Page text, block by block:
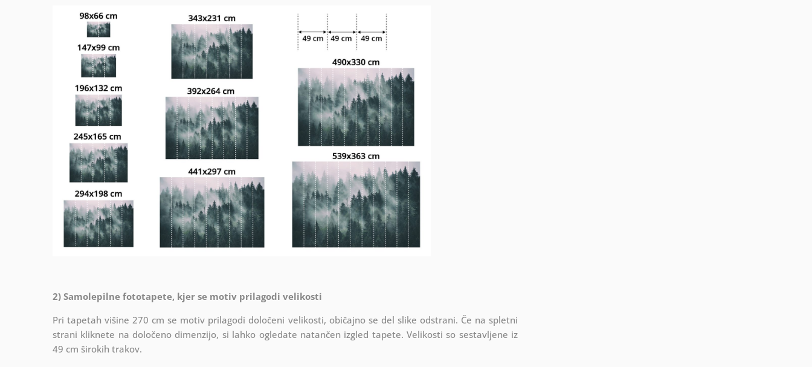
2) Samolepilne fototapete, kjer se motiv prilagodi velikosti
Pri tapetah višine 270 cm se motiv prilagodi določeni velikosti, običajno se del slike odstrani. Če na spletni
strani kliknete na določeno dimenzijo, si lahko ogledate natančen izgled tapete. Velikosti so sestavljene iz
49 cm širokih trakov.